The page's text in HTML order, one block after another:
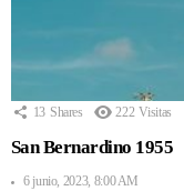
13 Shares 222 Visitas
San Bernardino 1955
6 junio, 2023, 8:00 AM